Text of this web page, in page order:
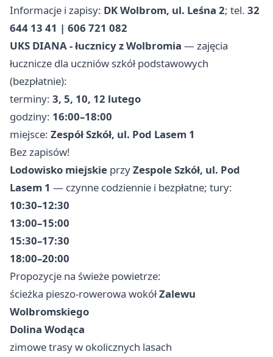
Informacje i zapisy: DK Wolbrom, ul. Leśna 2; tel. 32
644 13 41 | 606 721 082
UKS DIANA - łucznicy z Wolbromia — zajęcia
łucznicze dla uczniów szkół podstawowych
(bezpłatnie):
terminy: 3, 5, 10, 12 lutego
godziny: 16:00–18:00
miejsce: Zespół Szkół, ul. Pod Lasem 1
Bez zapisów!
Lodowisko miejskie przyZespole Szkół, ul. Pod
Lasem 1 — czynne codziennie i bezpłatne; tury:
10:30–12:30
13:00–15:00
15:30–17:30
18:00–20:00
Propozycje na świeże powietrze:
ścieżka pieszo-rowerowa wokółZalewu
Wolbromskiego
Dolina Wodąca
zimowe trasy w okolicznych lasach